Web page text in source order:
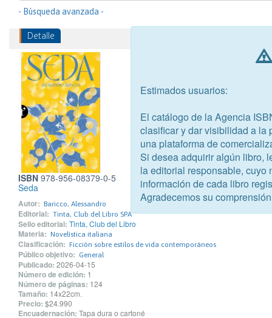
- Búsqueda avanzada -
Detalle
ISBN 978-956-08379-0-5
Seda
Autor: Baricco, Alessandro
Editorial: Tinta, Club del Libro SPA
Sello editorial: Tinta, Club del Libro
Materia: Novelística italiana
Clasificación: Ficción sobre estilos de vida contemporáneos
Público objetivo: General
Publicado: 2026-04-15
Número de edición: 1
Número de páginas: 124
Tamaño: 14x22cm.
Precio: $24.990
Encuadernación: Tapa dura o cartoné
Estimados usuarios:
El catálogo de la Agencia
clasificar y dar visibilidad a la
una plataforma de
Si desea adquirir algún libro,
la editorial responsable, cuyo
información de cada libro
Agradecemos su